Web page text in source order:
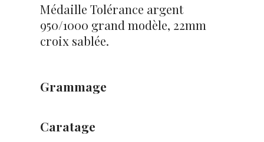
Médaille Tolérance argent
950/1000 grand modèle, 22mm
croix sablée.
Grammage
Caratage